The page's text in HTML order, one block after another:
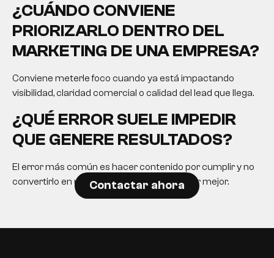
¿CUÁNDO CONVIENE
PRIORIZARLO DENTRO DEL
MARKETING DE UNA EMPRESA?
Conviene meterle foco cuando ya está impactando
visibilidad, claridad comercial o calidad del lead que llega.
¿QUÉ ERROR SUELE IMPEDIR
QUE GENERE RESULTADOS?
El error más común es hacer contenido por cumplir y no
convertirlo en una herramienta para decidir mejor.
Contactar ahora